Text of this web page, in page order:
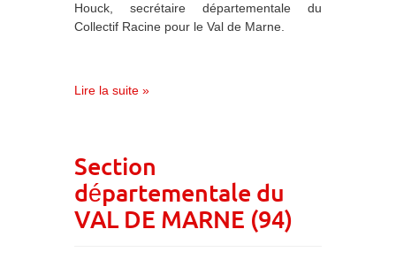
Houck, secrétaire départementale du
Collectif Racine pour le Val de Marne.
Lire la suite »
Section
départementale du
VAL DE MARNE (94)